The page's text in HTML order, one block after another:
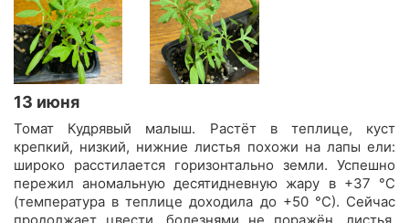
13 июня
Томат Кудрявый малыш. Растёт в теплице, куст
крепкий, низкий, нижние листья похожи на лапы ели:
широко расстилается горизонтально земли. Успешно
пережил аномальную десятидневную жару в +37 °C
(температура в теплице доходила до +50 °C). Сейчас